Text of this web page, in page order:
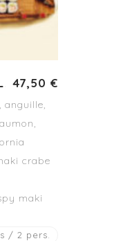
47,50 €
anguille,
crabe
maki
/ 2 pers.